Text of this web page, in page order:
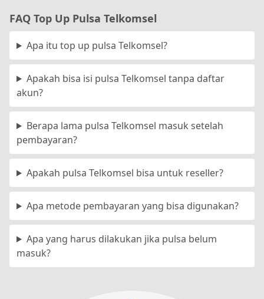
FAQ Top Up Pulsa Telkomsel
Apa itu top up pulsa Telkomsel?
Apakah bisa isi pulsa Telkomsel tanpa daftar
akun?
Berapa lama pulsa Telkomsel masuk setelah
pembayaran?
Apakah pulsa Telkomsel bisa untuk reseller?
Apa metode pembayaran yang bisa digunakan?
Apa yang harus dilakukan jika pulsa belum
masuk?